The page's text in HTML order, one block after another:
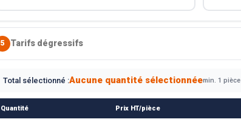
5 Tarifs dégressifs
Total sélectionné :Aucune quantité sélectionnéemin. 1 pièce
Quantité Prix HT/pièce